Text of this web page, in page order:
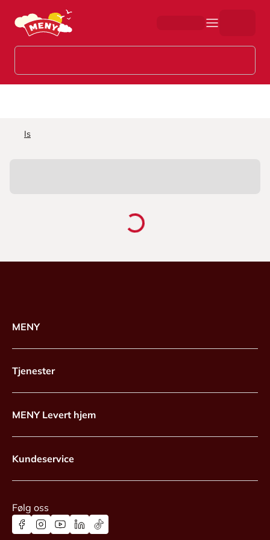
Hopp til hovedinnhold
Is
MENY
Tjenester
MENY Levert hjem
Kundeservice
Følg oss